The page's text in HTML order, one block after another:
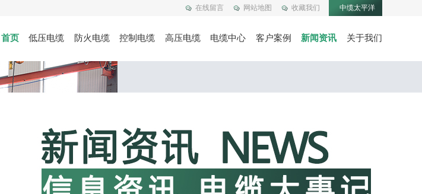
在线留言 网站地图 收藏我们 中缆太平洋
首页 低压电缆 防火电缆 控制电缆 高压电缆 电缆中心 客户案例 新闻资讯 关于我们